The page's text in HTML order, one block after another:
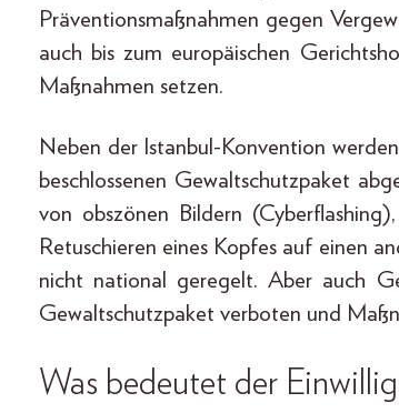
Präventionsmaßnahmen gegen
auch bis zum europäischen
Maßnahmen setzen.
Neben der Istanbul-Konvention
beschlossenen Gewaltschutzpaket
von obszönen Bildern
Retuschieren eines Kopfes auf einen
nicht national geregelt. Aber auch
Gewaltschutzpaket verboten und
Was bedeutet der